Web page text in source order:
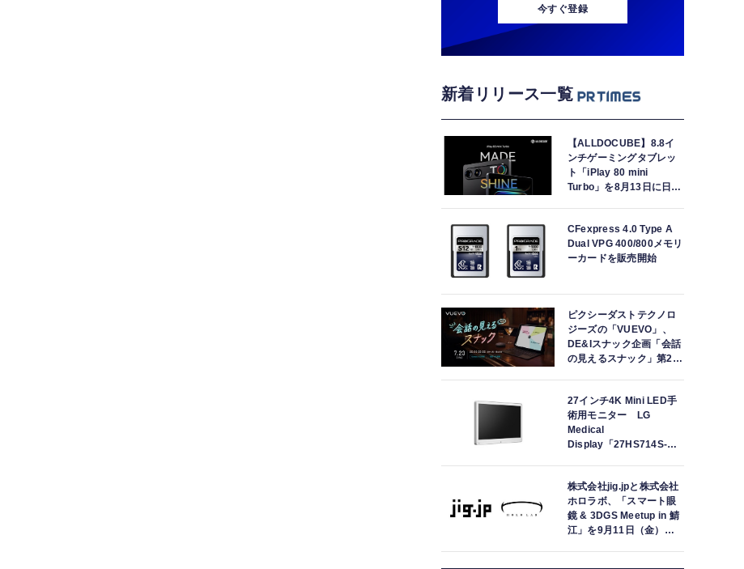
今すぐ登録
新着リリース一覧
【ALLDOCUBE】8.8イ
ンチゲーミングタブレッ
ト「iPlay 80 mini
Turbo」を8月13日に日本
CFexpress 4.0 Type A
Dual VPG 400/800メモリ
ーカードを販売開始
ピクシーダストテクノロ
ジーズの「VUEVO」、
DE&Iスナック企画「会話
の見えるスナック」第2回
クに戻れた」
27インチ4K Mini LED手
術用モニター LG
Medical
Display「27HS714S-
株式会社jig.jpと株式会社
ホロラボ、「スマート眼
鏡 & 3DGS Meetup in 鯖
江」を9月11日（金）に